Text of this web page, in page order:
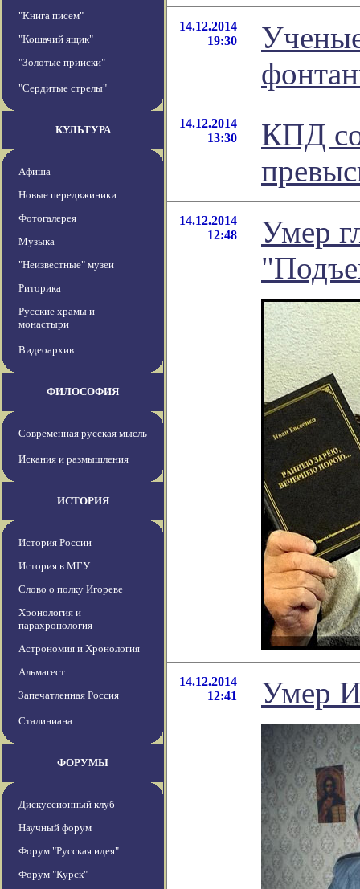
"Книга писем"
"Кошачий ящик"
"Золотые прииски"
"Сердитые стрелы"
КУЛЬТУРА
Афиша
Новые передвжиники
Фотогалерея
Музыка
"Неизвестные" музеи
Риторика
Русские храмы и
монастыри
Видеоархив
ФИЛОСОФИЯ
Современная русская мысль
Искания и размышления
ИСТОРИЯ
История России
История в МГУ
Слово о полку Игореве
Хронология и
парахронология
Астрономия и Хронология
Альмагест
Запечатленная Россия
Сталиниана
ФОРУМЫ
Дискуссионный клуб
Научный форум
Форум "Русская идея"
Форум "Курск"
14.12.2014
19:30
14.12.2014
13:30
КПД
14.12.2014
12:48
Умер
14.12.2014
12:41
Умер